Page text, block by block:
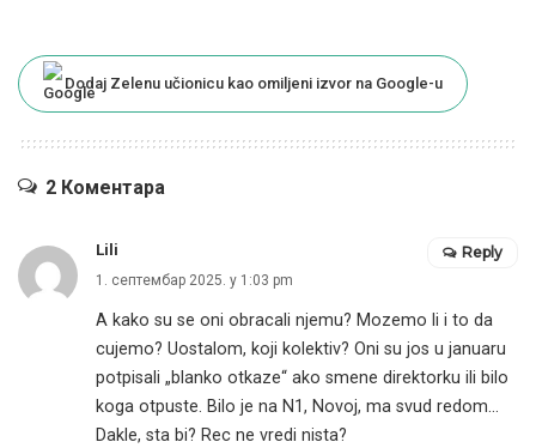
Dodaj Zelenu učionicu kao omiljeni izvor na Google-u
2 Коментара
Lili
1. септембар 2025. у 1:03 pm
A kako su se oni obracali njemu? Mozemo li i to da
cujemo? Uostalom, koji kolektiv? Oni su jos u januaru
potpisali „blanko otkaze“ ako smene direktorku ili bilo
koga otpuste. Bilo je na N1, Novoj, ma svud redom…
Dakle, sta bi? Rec ne vredi nista?
Reply